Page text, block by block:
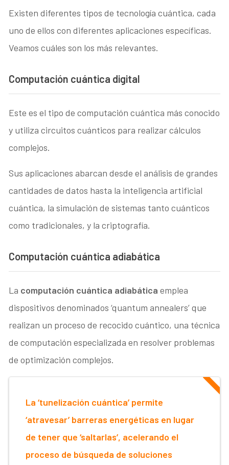
Existen diferentes tipos de tecnología cuántica, cada
uno de ellos con diferentes aplicaciones específicas.
Veamos cuáles son los más relevantes.
Computación cuántica digital
Este es el tipo de computación cuántica más conocido
y utiliza circuitos cuánticos para realizar cálculos
complejos.
Sus aplicaciones abarcan desde el análisis de grandes
cantidades de datos hasta la inteligencia artificial
cuántica, la simulación de sistemas tanto cuánticos
como tradicionales, y la criptografía.
Computación cuántica adiabática
La computación cuántica adiabática emplea
dispositivos denominados ‘quantum annealers’ que
realizan un proceso de recocido cuántico, una técnica
de computación especializada en resolver problemas
de optimización complejos.
La ‘tunelización cuántica’ permite
‘atravesar’ barreras energéticas en lugar
de tener que ‘saltarlas’, acelerando el
proceso de búsqueda de soluciones